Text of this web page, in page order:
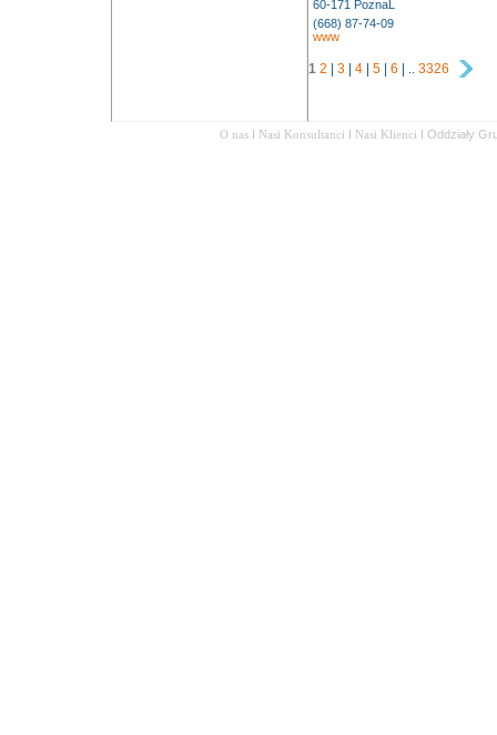
60-171 PoznaĹ
(668) 87-74-09
www
1 2 | 3 | 4 | 5 | 6 | .. 3326
O nas I Nasi Konsultanci I Nasi Klienci I Oddziały